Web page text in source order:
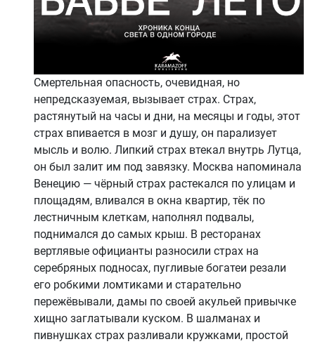
Смертельная опасность, очевидная, но
непредсказуемая, вызывает страх. Страх,
растянутый на часы и дни, на месяцы и годы, этот
страх впивается в мозг и душу, он парализует
мысль и волю. Липкий страх втекал внутрь Лутца,
он был залит им под завязку. Москва напоминала
Венецию — чёрный страх растекался по улицам и
площадям, вливался в окна квартир, тёк по
лестничным клеткам, наполнял подвалы,
поднимался до самых крыш. В ресторанах
вертлявые официанты разносили страх на
серебряных подносах, пугливые богатеи резали
его робкими ломтиками и старательно
пережёвывали, дамы по своей акульей привычке
хищно заглатывали куском. В шалманах и
пивнушках страх разливали кружками, простой